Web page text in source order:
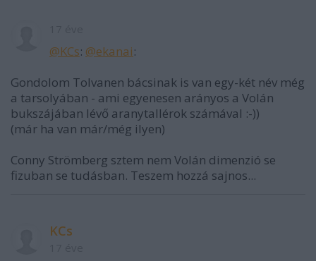
@KCs: @ekanai:
Gondolom Tolvanen bácsinak is van egy-két név még
a tarsolyában - ami egyenesen arányos a Volán
bukszájában lévő aranytallérok számával :-))
(már ha van már/még ilyen)
Conny Strömberg sztem nem Volán dimenzió se
fizuban se tudásban. Teszem hozzá sajnos...
KCs